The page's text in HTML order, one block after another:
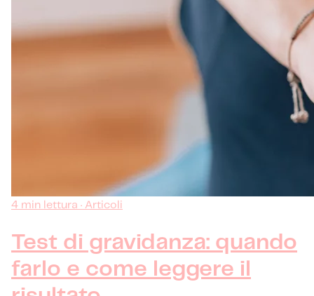
4 min lettura · Articoli
Test di gravidanza: quando
farlo e come leggere il